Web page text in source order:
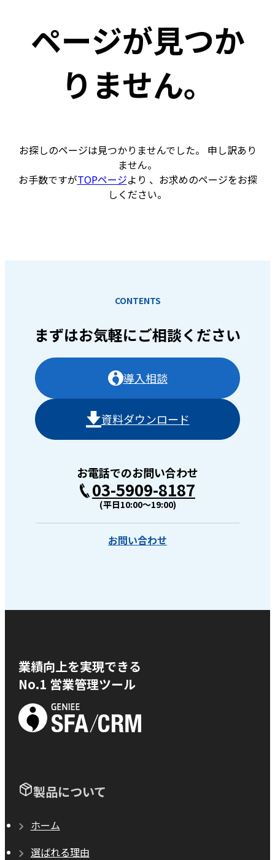
ページが見つか
りません。
お探しのページは見つかりませんでした。 申し訳あり
ません。
お手数ですがTOPページより 、お求めのページをお探
しください。
CONTENTS
まずはお気軽にご相談ください
導入相談
資料ダウンロード
お電話でのお問い合わせ
03-5909-8187
(平日10:00〜19:00)
お問い合わせ
業績向上を実現できる
No.1 営業管理ツール
製品について
ホーム
選ばれる理由